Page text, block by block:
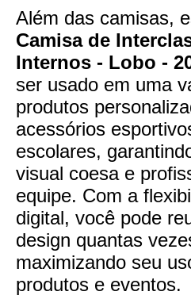
Além das camisas,
Camisa de
Internos - Lobo -
ser usado em uma
produtos
acessórios
escolares,
visual coesa e
equipe. Com a
digital, você pode
design quantas
maximizando seu
produtos e eventos.